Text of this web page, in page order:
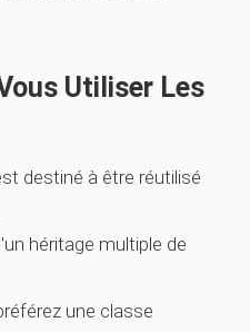
Utiliser Les
destiné à être réutilisé
héritage multiple de
une classe